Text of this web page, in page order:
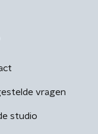
vragen
studio